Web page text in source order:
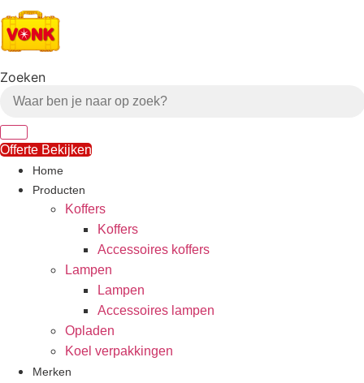
naar
de
Zoeken
Offerte Bekijken
Home
Producten
Koffers
Koffers
Accessoires koffers
Lampen
Lampen
Accessoires lampen
Opladen
Koel verpakkingen
Merken